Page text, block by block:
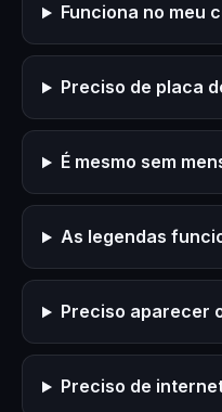
Funciona no meu
Preciso de placa
É mesmo sem
As legendas
Preciso aparecer
Preciso de